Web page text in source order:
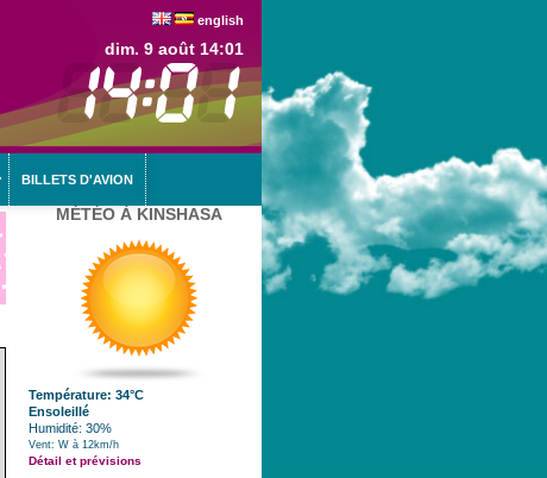
english
dim. 9 août 14:01
BILLETS D'AVION
MÉTÉO À KINSHASA
Température: 34°C
Ensoleillé
Humidité: 30%
Vent: W à 12km/h
Détail et prévisions